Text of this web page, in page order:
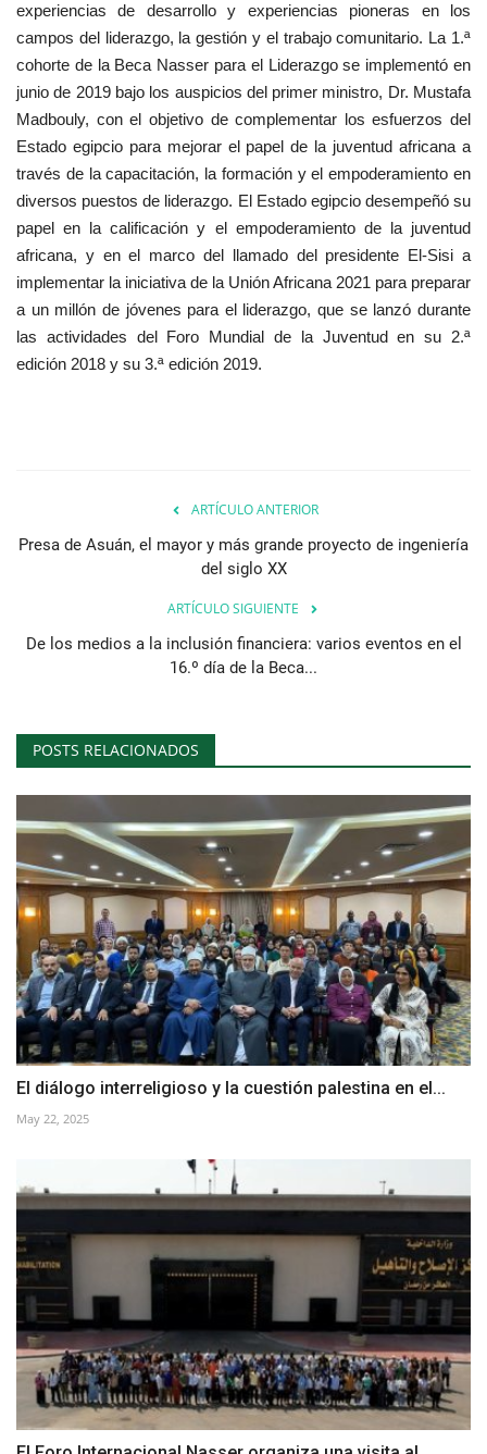
experiencias de desarrollo y experiencias pioneras en los
campos del liderazgo, la gestión y el trabajo comunitario. La 1.ª
cohorte de la Beca Nasser para el Liderazgo se implementó en
junio de 2019 bajo los auspicios del primer ministro, Dr. Mustafa
Madbouly, con el objetivo de complementar los esfuerzos del
Estado egipcio para mejorar el papel de la juventud africana a
través de la capacitación, la formación y el empoderamiento en
diversos puestos de liderazgo. El Estado egipcio desempeñó su
papel en la calificación y el empoderamiento de la juventud
africana, y en el marco del llamado del presidente El-Sisi a
implementar la iniciativa de la Unión Africana 2021 para preparar
a un millón de jóvenes para el liderazgo, que se lanzó durante
las actividades del Foro Mundial de la Juventud en su 2.ª
edición 2018 y su 3.ª edición 2019.
ARTÍCULO ANTERIOR
Presa de Asuán, el mayor y más grande proyecto de ingeniería
del siglo XX
ARTÍCULO SIGUIENTE
De los medios a la inclusión financiera: varios eventos en el
16.º día de la Beca...
POSTS RELACIONADOS
El diálogo interreligioso y la cuestión palestina en el...
May 22, 2025